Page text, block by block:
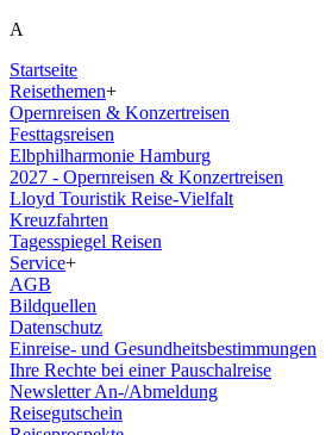
A
Startseite
Reisethemen+
Opernreisen & Konzertreisen
Festtagsreisen
Elbphilharmonie Hamburg
2027 - Opernreisen & Konzertreisen
Lloyd Touristik Reise-Vielfalt
Kreuzfahrten
Tagesspiegel Reisen
Service+
AGB
Bildquellen
Datenschutz
Einreise- und Gesundheitsbestimmungen
Ihre Rechte bei einer Pauschalreise
Newsletter An-/Abmeldung
Reisegutschein